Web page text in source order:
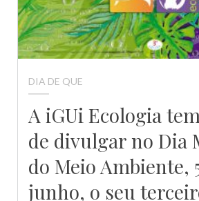
DIA DE QUE
A iGUi Ecologia
de divulgar no Dia
do Meio Ambiente,
junho, o seu